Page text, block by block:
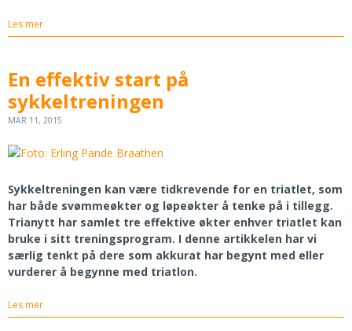
Les mer
En effektiv start på
sykkeltreningen
MAR 11, 2015
Sykkeltreningen kan være tidkrevende for en triatlet, som
har både svømmeøkter og løpeøkter å tenke på i tillegg.
Trianytt har samlet tre effektive økter enhver triatlet kan
bruke i sitt treningsprogram. I denne artikkelen har vi
særlig tenkt på dere som akkurat har begynt med eller
vurderer å begynne med triatlon.
Les mer